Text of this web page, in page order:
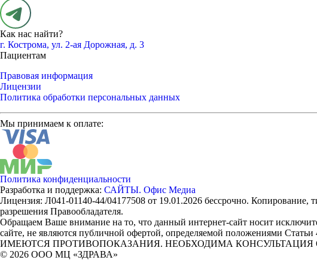
Как нас найти?
г. Кострома, ул. 2-ая Дорожная, д. 3
Пациентам
Правовая информация
Лицензии
Политика обработки персональных данных
Мы принимаем к оплате:
Политика конфиденциальности
Разработка и поддержка: САЙТЫ. Офис Медиа
Лицензия: Л041-01140-44/04177508 от 19.01.2026 бессрочно.
разрешения Правообладателя.
Обращаем Ваше внимание на то, что данный интернет-сайт носит
сайте, не являются публичной офертой, определяемой положениями Статьи
ИМЕЮТСЯ ПРОТИВОПОКАЗАНИЯ. НЕОБХОДИМА КОНСУЛЬТАЦИЯ
© 2026 ООО МЦ «ЗДРАВА»